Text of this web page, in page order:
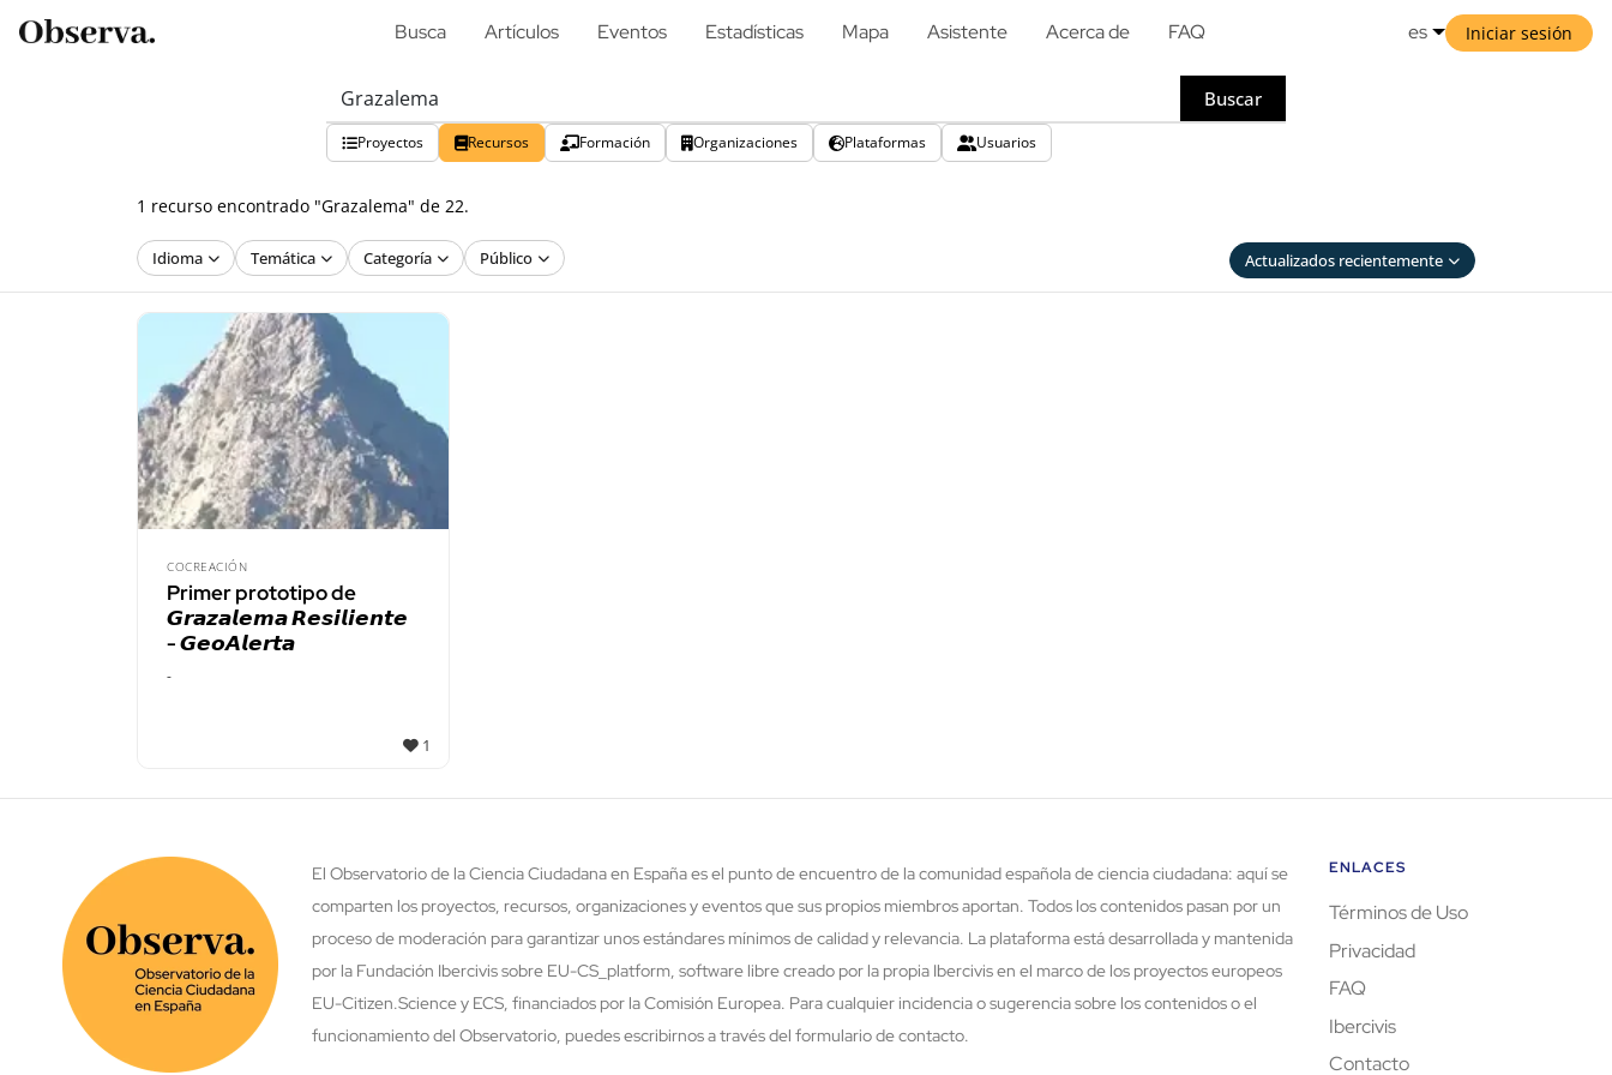
es Iniciar sesión
Busca Artículos Eventos Estadísticas Mapa Asistente Acerca de FAQ
Buscar
Proyectos Recursos Formación Organizaciones Plataformas Usuarios
1 recurso encontrado "Grazalema" de 22.
Idioma Temática Categoría Público Actualizados recientemente
COCREACIÓN
Primer prototipo de
𝙂𝙧𝙖𝙯𝙖𝙡𝙚𝙢𝙖 𝙍𝙚𝙨𝙞𝙡𝙞𝙚𝙣𝙩𝙚
- 𝙂𝙚𝙤𝘼𝙡𝙚𝙧𝙩𝙖
-
1
El Observatorio de la Ciencia Ciudadana en España es el punto de encuentro de la comunidad española de ciencia ciudadana: aquí se
comparten los proyectos, recursos, organizaciones y eventos que sus propios miembros aportan. Todos los contenidos pasan por un
proceso de moderación para garantizar unos estándares mínimos de calidad y relevancia. La plataforma está desarrollada y mantenida
por la Fundación Ibercivis sobre EU-CS_platform, software libre creado por la propia Ibercivis en el marco de los proyectos europeos
EU-Citizen.Science y ECS, financiados por la Comisión Europea. Para cualquier incidencia o sugerencia sobre los contenidos o el
funcionamiento del Observatorio, puedes escribirnos a través del formulario de contacto.
ENLACES
Términos de Uso
Privacidad
FAQ
Ibercivis
Contacto